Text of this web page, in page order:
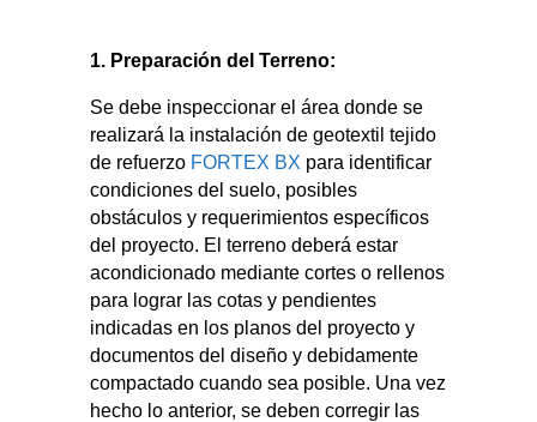
1. Preparación del Terreno:
Se debe inspeccionar el área donde se
realizará la instalación de geotextil tejido
de refuerzo FORTEX BX para identificar
condiciones del suelo, posibles
obstáculos y requerimientos específicos
del proyecto. El terreno deberá estar
acondicionado mediante cortes o rellenos
para lograr las cotas y pendientes
indicadas en los planos del proyecto y
documentos del diseño y debidamente
compactado cuando sea posible. Una vez
hecho lo anterior, se deben corregir las